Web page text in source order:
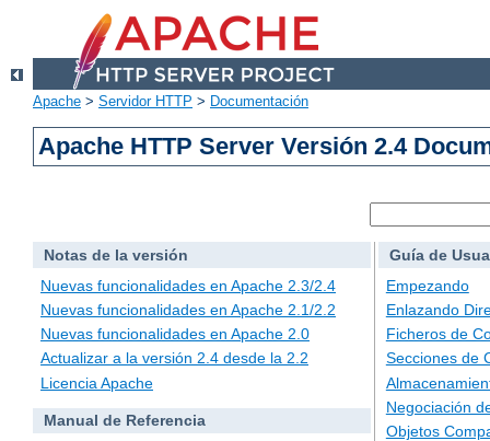
Apache > Servidor HTTP > Documentación
Apache HTTP Server Versión 2.4
Notas de la versión
Nuevas funcionalidades en Apache 2.3/2.4
Nuevas funcionalidades en Apache 2.1/2.2
Nuevas funcionalidades en Apache 2.0
Actualizar a la versión 2.4 desde la 2.2
Licencia Apache
Manual de Referencia
Guía de
Empezando
Enlazando
Ficheros de
Secciones de
Negociación
Objetos